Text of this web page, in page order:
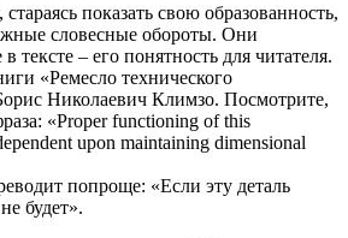
показать свою образованность,
словесные обороты. Они
тексте – его понятность для читателя.
«Ремесло технического
Николаевич Климзо. Посмотрите,
«Proper functioning of this
upon maintaining dimensional
попроще: «Если эту деталь
будет».